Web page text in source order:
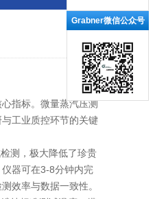
指标。微量蒸汽压测
工业质控环节的关键
测，极大降低了珍贵
器可在3-8分钟内完
效率与数据一致性。
Grabner微信公众号